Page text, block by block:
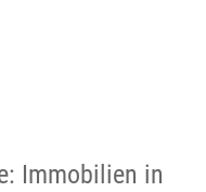
Immobilien in